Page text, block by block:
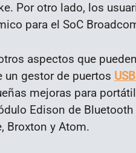
Por otro lado, los
para el SoC
aspectos que
gestor de puertos
mejoras para
Edison de
Broxton y Atom.